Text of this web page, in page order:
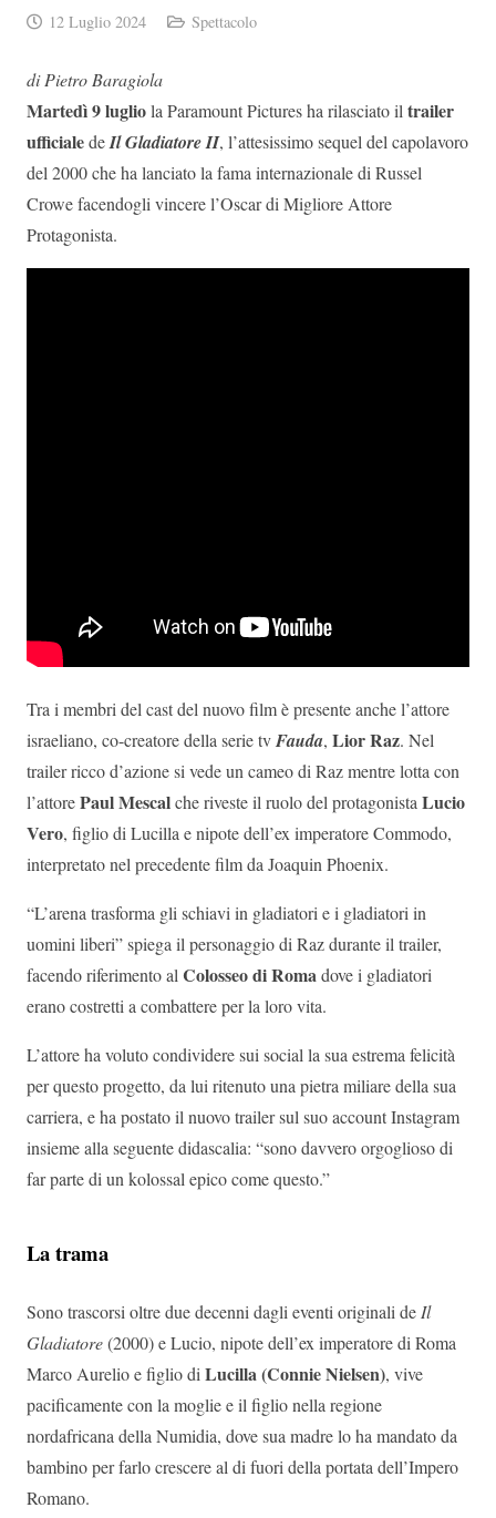
12 Luglio 2024 Spettacolo
di Pietro Baragiola
Martedì 9 lugliola Paramount Pictures ha rilasciato iltrailer
ufficialedeIlGladiatore II, l’attesissimo sequel del capolavoro
del 2000 che ha lanciato la fama internazionale di Russel
Crowe facendogli vincere l’Oscar di Migliore Attore
Protagonista.
Tra i membri del cast del nuovo film è presente anche l’attore
israeliano, co-creatore della serie tvFauda, Lior Raz. Nel
trailer ricco d’azione si vede un cameo di Raz mentre lotta con
l’attorePaul Mescalche riveste il ruolo del protagonistaLucio
Vero, figlio di Lucilla e nipote dell’ex imperatore Commodo,
interpretato nel precedente film da Joaquin Phoenix.
“L’arena trasforma gli schiavi in gladiatori e i gladiatori in
uomini liberi” spiega il personaggio di Raz durante il trailer,
facendo riferimento alColosseo di Romadove i gladiatori
erano costretti a combattere per la loro vita.
L’attore ha voluto condividere sui social la sua estrema felicità
per questo progetto, da lui ritenuto una pietra miliare della sua
carriera, e ha postato il nuovo trailer sul suo account Instagram
insieme alla seguente didascalia: “sono davvero orgoglioso di
far parte di un kolossal epico come questo.”
La trama
Sono trascorsi oltre due decenni dagli eventi originali deIl
Gladiatore(2000) e Lucio, nipote dell’ex imperatore di Roma
Marco Aurelio e figlio diLucilla(Connie Nielsen), vive
pacificamente con la moglie e il figlio nella regione
nordafricana della Numidia, dove sua madre lo ha mandato da
bambino per farlo crescere al di fuori della portata dell’Impero
Romano.